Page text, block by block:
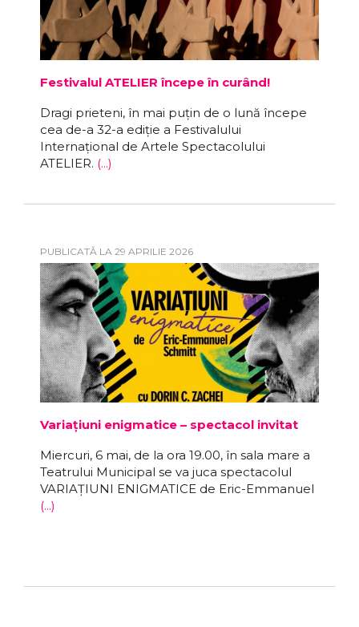
Festivalul ATELIER începe în curând!
Dragi prieteni, în mai puțin de o lună începe
cea de-a 32-a ediție a Festivalului
Internațional de Artele Spectacolului
ATELIER. (...)
PUBLICATĂ LA 29 APRILIE 2026
Variațiuni enigmatice – spectacol invitat
Miercuri, 6 mai, de la ora 19.00, în sala mare a
Teatrului Municipal se va juca spectacolul
VARIAȚIUNI ENIGMATICE de Eric-Emmanuel
(...)